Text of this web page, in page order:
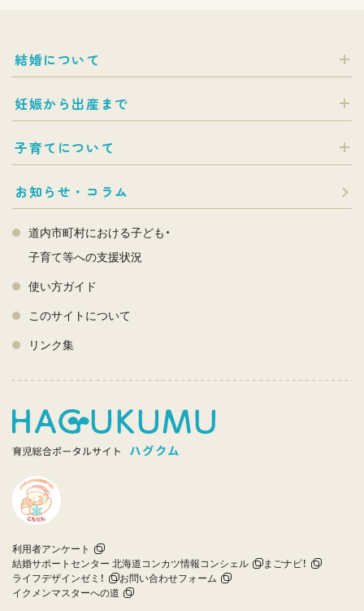
結婚について
妊娠から出産まで
子育てについて
お知らせ・コラム
道内市町村における子ども・
子育て等への支援状況
使い方ガイド
このサイトについて
リンク集
利用者アンケート
結婚サポートセンター 北海道コンカツ情報コンシェル
まごナビ！
ライフデザインゼミ！
お問い合わせフォーム
イクメンマスターへの道